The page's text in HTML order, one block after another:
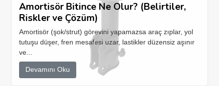
Amortisör Bitince Ne Olur? (Belirtiler,
Riskler ve Çözüm)
Amortisör (şok/strut) görevini yapamazsa araç zıplar, yol
tutuşu düşer, fren mesafesi uzar, lastikler düzensiz aşınır
ve...
Devamını Oku